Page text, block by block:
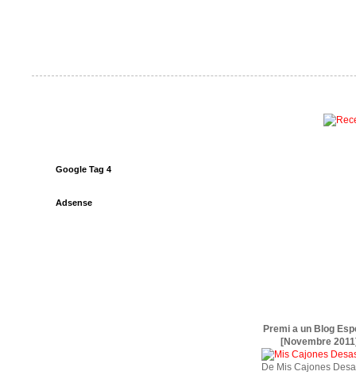
Google Tag 4
Adsense
Premi a un Blog
[Novembre
De Mis Cajones